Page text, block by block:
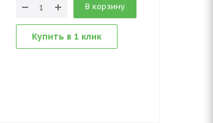
В корзину
Купить в 1 клик